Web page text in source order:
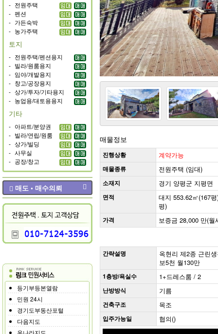
- 전원주택
- 펜션
- 가든숙박
- 농가주택
토지
- 전원주택/펜션용지
- 빌라/원룸용지
- 임야/개발용지
- 창고/공장용지
- 상가/투자/기타용지
- 농업용/대토용용지
기타
- 아파트/분양권
- 빌라/연립/원룸
- 상가/빌딩
- 사무실
- 공장/창고
매도 • 매수의뢰
등기부등본열람
민원 24시
경기도부동산포털
다음지도
매물정보
진행상황 계약가능
매물종류 전원주택 (임대)
소재지 경기 양평군 지평면
면적
대지 553.62㎡(167
평)
가격 보증금 28,000 만(월
간략설명
옥현리 제2종 근린
보5천 월130만
1층방/욕실수 1+드레스룸 / 2
난방방식 기름
건축구조 목조
입주가능일 협의()